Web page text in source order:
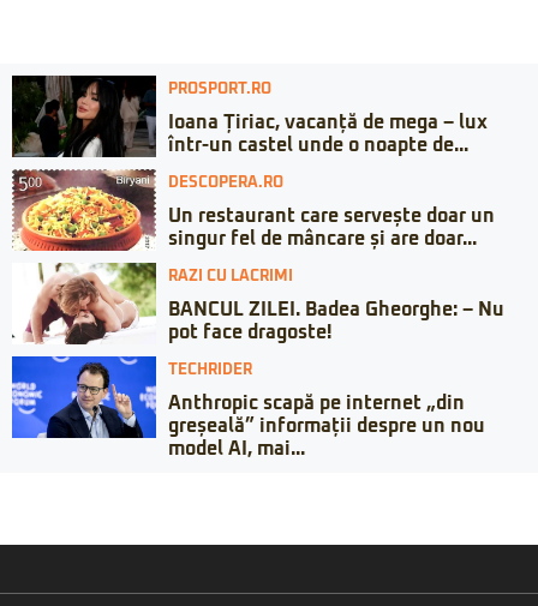
PROSPORT.RO
Ioana Țiriac, vacanță de mega – lux
într-un castel unde o noapte de...
DESCOPERA.RO
Un restaurant care servește doar un
singur fel de mâncare și are doar...
RAZI CU LACRIMI
BANCUL ZILEI. Badea Gheorghe: – Nu
pot face dragoste!
TECHRIDER
Anthropic scapă pe internet „din
greșeală” informații despre un nou
model AI, mai...